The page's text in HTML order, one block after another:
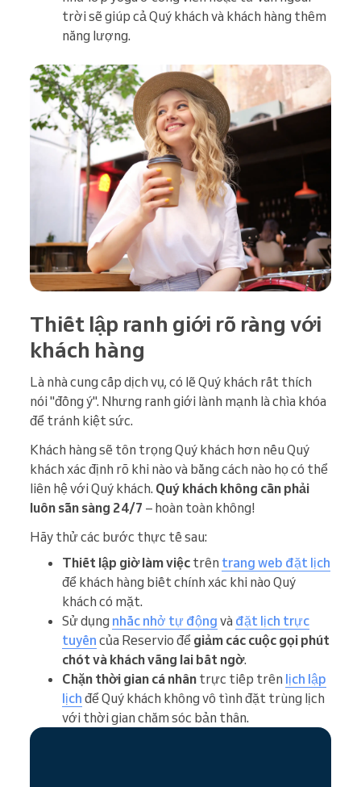
trời sẽ giúp cả Quý khách và khách hàng thêm
năng lượng.
Thiết lập ranh giới rõ ràng với
khách hàng
Là nhà cung cấp dịch vụ, có lẽ Quý khách rất thích
nói "đồng ý". Nhưng ranh giới lành mạnh là chìa khóa
để tránh kiệt sức.
Khách hàng sẽ tôn trọng Quý khách hơn nếu Quý
khách xác định rõ khi nào và bằng cách nào họ có thể
liên hệ với Quý khách. Quý khách không cần phải
luôn sẵn sàng 24/7 – hoàn toàn không!
Hãy thử các bước thực tế sau:
Thiết lập giờ làm việc trên trang web đặt lịch
để khách hàng biết chính xác khi nào Quý
khách có mặt.
Sử dụng nhắc nhở tự động và đặt lịch trực
tuyến của Reservio để giảm các cuộc gọi phút
chót và khách vãng lai bất ngờ.
Chặn thời gian cá nhân trực tiếp trên lịch lập
lịch để Quý khách không vô tình đặt trùng lịch
với thời gian chăm sóc bản thân.